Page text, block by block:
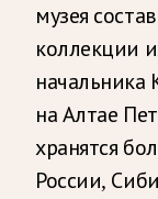
музея
коллекции
начальника
на Алтае
хранятся
России,